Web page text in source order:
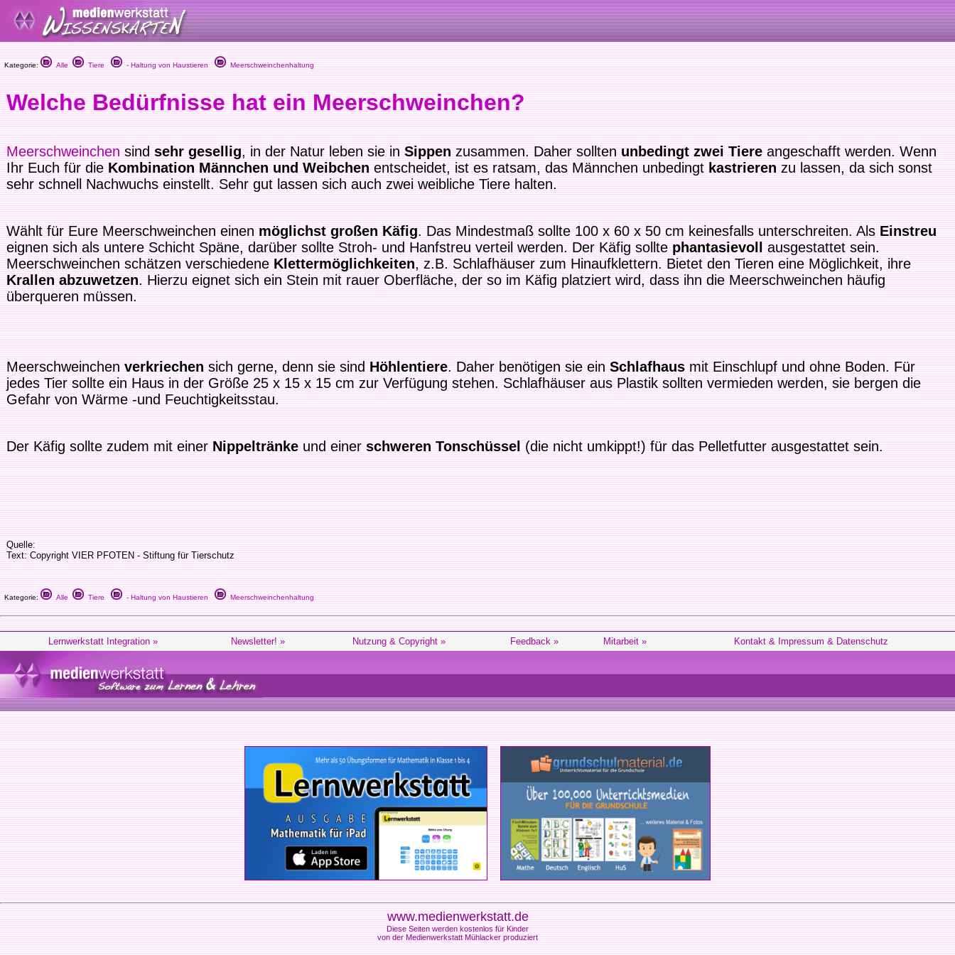
Kategorie: Alle Tiere - Haltung von Haustieren Meerschweinchenhaltung
Welche Bedürfnisse hat ein Meerschweinchen?
Meerschweinchensindsehr gesellig, in der Natur leben sie inSippenzusammen. Daher solltenunbedingt zwei Tiereangeschafft werden. Wenn
Ihr Euch für dieKombination Männchen und Weibchenentscheidet, ist es ratsam, das Männchen unbedingtkastrierenzu lassen, da sich sonst
sehr schnell Nachwuchs einstellt. Sehr gut lassen sich auch zwei weibliche Tiere halten.
Wählt für Eure Meerschweinchen einenmöglichst großen Käfig. Das Mindestmaß sollte 100 x 60 x 50 cm keinesfalls unterschreiten. AlsEinstreu
eignen sich als untere Schicht Späne, darüber sollte Stroh- und Hanfstreu verteil werden. Der Käfig solltephantasievollausgestattet sein.
Meerschweinchen schätzen verschiedeneKlettermöglichkeiten, z.B. Schlafhäuser zum Hinaufklettern. Bietet den Tieren eine Möglichkeit, ihre
Krallen abzuwetzen. Hierzu eignet sich ein Stein mit rauer Oberfläche, der so im Käfig platziert wird, dass ihn die Meerschweinchen häufig
überqueren müssen.
Meerschweinchenverkriechensich gerne, denn sie sindHöhlentiere. Daher benötigen sie einSchlafhausmit Einschlupf und ohne Boden. Für
jedes Tier sollte ein Haus in der Größe 25 x 15 x 15 cm zur Verfügung stehen. Schlafhäuser aus Plastik sollten vermieden werden, sie bergen die
Gefahr von Wärme -und Feuchtigkeitsstau.
Der Käfig sollte zudem mit einerNippeltränkeund einerschweren Tonschüssel(die nicht umkippt!) für das Pelletfutter ausgestattet sein.
Quelle:
Text: Copyright VIER PFOTEN - Stiftung für Tierschutz
Kategorie: Alle Tiere - Haltung von Haustieren Meerschweinchenhaltung
Lernwerkstatt Integration » Newsletter! » Nutzung & Copyright » Feedback » Mitarbeit » Kontakt & Impressum & Datenschutz
www.medienwerkstatt.de
Diese Seiten werden kostenlos für Kinder
von der Medienwerkstatt Mühlacker produziert